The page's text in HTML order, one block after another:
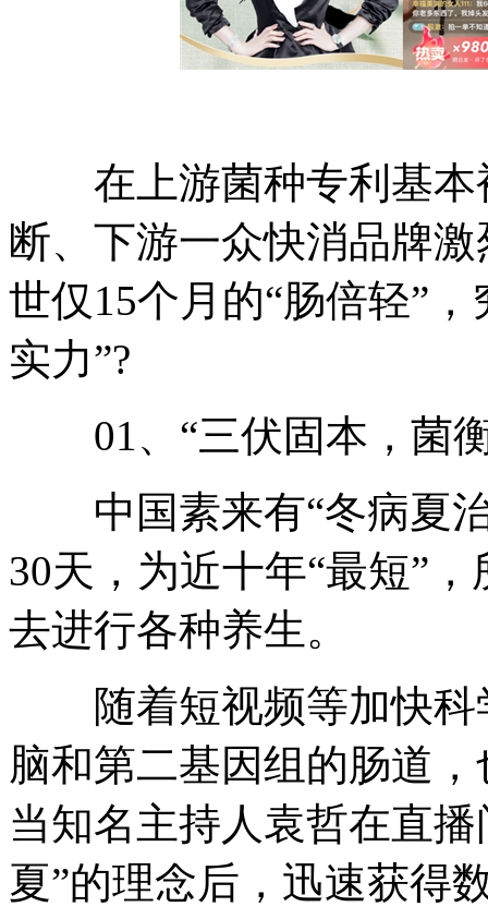
在上游菌种专利基本
断、下游一众快消品牌
世仅15个月的“肠倍轻”
实力”?
01、“三伏固本，菌衡
中国素来有“冬病夏治
30天，为近十年“最短”
去进行各种养生。
随着短视频等加快科
脑和第二基因组的肠道
当知名主持人袁哲在直
夏”的理念后，迅速获得